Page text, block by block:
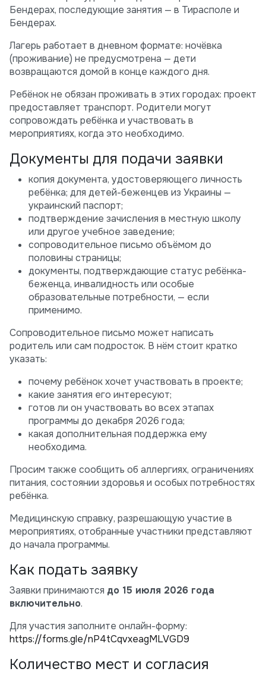
Бендерах, последующие занятия — в Тирасполе и
Бендерах.
Лагерь работает в дневном формате: ночёвка
(проживание) не предусмотрена — дети
возвращаются домой в конце каждого дня.
Ребёнок не обязан проживать в этих городах: проект
предоставляет транспорт. Родители могут
сопровождать ребёнка и участвовать в
мероприятиях, когда это необходимо.
Документы для подачи заявки
копия документа, удостоверяющего личность
ребёнка; для детей-беженцев из Украины —
украинский паспорт;
подтверждение зачисления в местную школу
или другое учебное заведение;
сопроводительное письмо объёмом до
половины страницы;
документы, подтверждающие статус ребёнка-
беженца, инвалидность или особые
образовательные потребности, — если
применимо.
Сопроводительное письмо может написать
родитель или сам подросток. В нём стоит кратко
указать:
почему ребёнок хочет участвовать в проекте;
какие занятия его интересуют;
готов ли он участвовать во всех этапах
программы до декабря 2026 года;
какая дополнительная поддержка ему
необходима.
Просим также сообщить об аллергиях, ограничениях
питания, состоянии здоровья и особых потребностях
ребёнка.
Медицинскую справку, разрешающую участие в
мероприятиях, отобранные участники представляют
до начала программы.
Как подать заявку
Заявки принимаются до 15 июля 2026 года
включительно.
Для участия заполните онлайн-форму:
https://forms.gle/nP4tCqvxeagMLVGD9
Количество мест и согласия